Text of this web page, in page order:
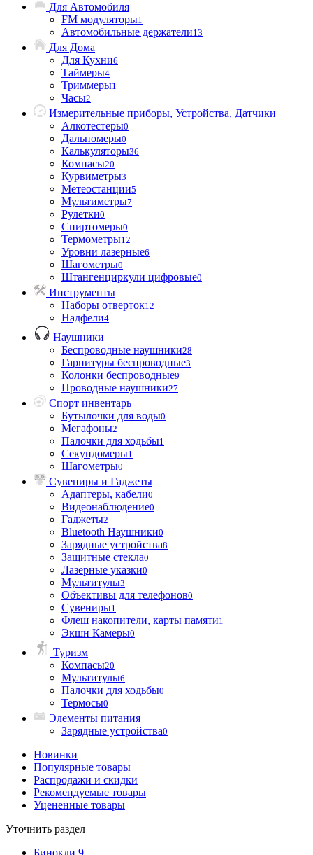
Для Автомобиля
FM модуляторы1
Автомобильные держатели13
Для Дома
Для Кухни6
Таймеры4
Триммеры1
Часы2
Измерительные приборы, Устройства, Датчики
Алкотестеры0
Дальномеры0
Калькуляторы36
Компасы20
Курвиметры3
Метеостанции5
Мультиметры7
Рулетки0
Спиртомеры0
Термометры12
Уровни лазерные6
Шагометры0
Штангенциркули цифровые0
Инструменты
Наборы отверток12
Надфели4
Наушники
Беспроводные наушники28
Гарнитуры беспроводные3
Колонки беспроводные9
Проводные наушники27
Спорт инвентарь
Бутылочки для воды0
Мегафоны2
Палочки для ходьбы1
Секундомеры1
Шагометры0
Сувениры и Гаджеты
Адаптеры, кабели0
Видеонаблюдение0
Гаджеты2
Bluetooth Наушники0
Зарядные устройства8
Защитные стекла0
Лазерные указки0
Мультитулы3
Объективы для телефонов0
Сувениры1
Флеш накопители, карты памяти1
Экшн Камеры0
Туризм
Компасы20
Мультитулы6
Палочки для ходьбы0
Термосы0
Элементы питания
Зарядные устройства0
Новинки
Популярные товары
Распродажи и скидки
Рекомендуемые товары
Уцененные товары
Уточнить раздел
Бинокли 9